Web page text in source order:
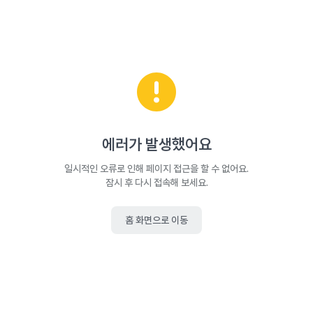
에러가 발생했어요
일시적인 오류로 인해 페이지 접근을 할 수 없어요.
잠시 후 다시 접속해 보세요.
홈 화면으로 이동